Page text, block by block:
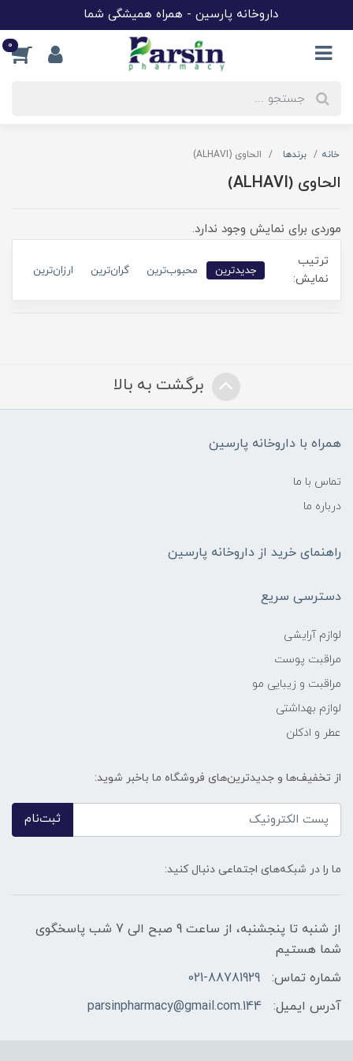
داروخانه پارسین - همراه همیشگی شما
0
خانه برندها الحاوی (ALHAVI)
الحاوی (ALHAVI)
موردی برای نمایش وجود ندارد.
ترتیب
نمایش:
جدیدترین محبوب‌ترین گران‌ترین ارزان‌ترین
برگشت به بالا
همراه با داروخانه پارسین
تماس با ما
درباره ما
راهنمای خرید از داروخانه پارسین
دسترسی سریع
لوازم آرایشی
مراقبت پوست
مراقبت و زیبایی مو
لوازم بهداشتی
عطر و ادکلن
از تخفیف‌ها و جدیدترین‌های فروشگاه ما باخبر شوید:
ثبت‌نام
ما را در شبکه‌های اجتماعی دنبال کنید:
از شنبه تا پنجشنبه، از ساعت 9 صبح الی 7 شب پاسخگوی
شما هستیم
شماره تماس:
021-88781929
آدرس ایمیل:
144.parsinpharmacy@gmail.com